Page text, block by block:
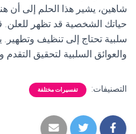
شاهين، يشير هذا الحلم إلى أن
حياتك الشخصية قد تظهر للعلن.
سلبية تحتاج إلى تنظيف وتطهير.
والعوائق السلبية لتحقيق التقدم
التصنيفات: تفسيرات مختلفة